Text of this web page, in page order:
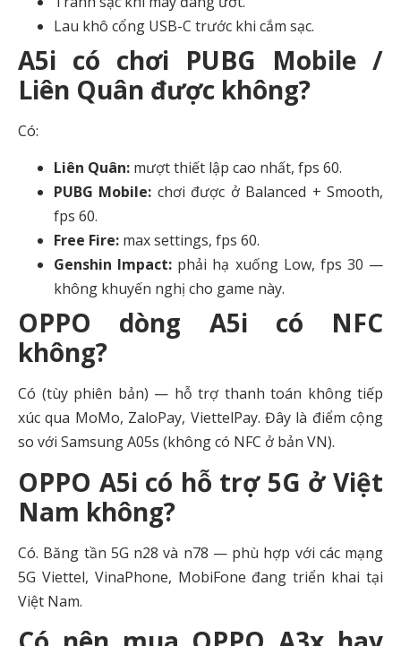
Lau khô cổng USB-C trước khi cắm sạc.
A5i có chơi PUBG Mobile /
Liên Quân được không?
Có:
Liên Quân: mượt thiết lập cao nhất, fps 60.
PUBG Mobile: chơi được ở Balanced + Smooth,
fps 60.
Free Fire: max settings, fps 60.
Genshin Impact: phải hạ xuống Low, fps 30 —
không khuyến nghị cho game này.
OPPO dòng A5i có NFC
không?
Có (tùy phiên bản) — hỗ trợ thanh toán không tiếp
xúc qua MoMo, ZaloPay, ViettelPay. Đây là điểm cộng
so với Samsung A05s (không có NFC ở bản VN).
OPPO A5i có hỗ trợ 5G ở Việt
Nam không?
Có. Băng tần 5G n28 và n78 — phù hợp với các mạng
5G Viettel, VinaPhone, MobiFone đang triển khai tại
Việt Nam.